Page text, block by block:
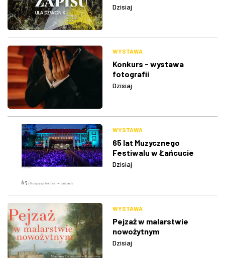
Dzisiaj
WYSTAWA
Konkurs - wystawa
fotografii
Dzisiaj
WYSTAWA
65 lat Muzycznego
Festiwalu w Łańcucie
Dzisiaj
WYSTAWA
Pejzaż w malarstwie
nowożytnym
Dzisiaj